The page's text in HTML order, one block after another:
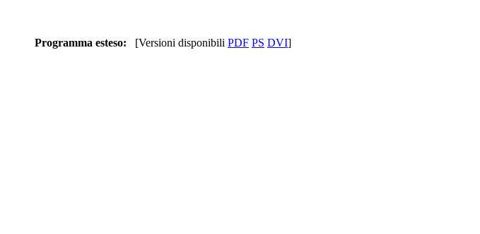
Programma esteso: [Versioni disponibili PDF PS DVI]